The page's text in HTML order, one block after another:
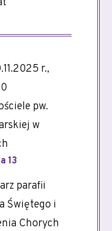
r.,
pw.
w
13
parafii
Świętego i
Chorych